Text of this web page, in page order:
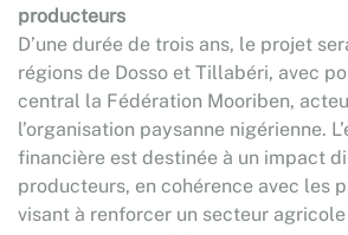
producteurs
D’une durée de trois ans, le projet
régions de Dosso et Tillabéri, avec
central la Fédération Mooriben,
l’organisation paysanne nigérienne.
financière est destinée à un impact
producteurs, en cohérence avec les
visant à renforcer un secteur